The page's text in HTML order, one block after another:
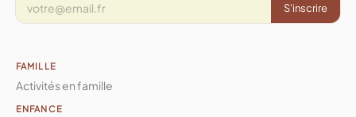
S'inscrire
FAMILLE
Activités en famille
ENFANCE